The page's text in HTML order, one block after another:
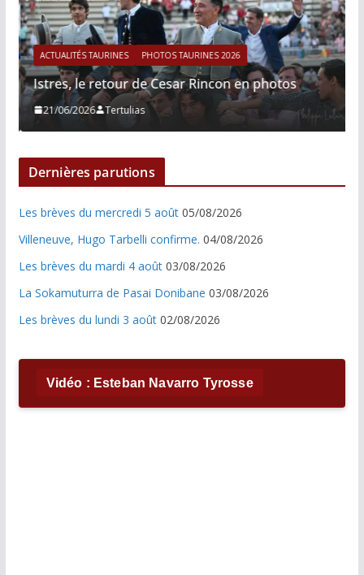
ACTUALITÉS TAURINES PHOTOS TAURINES 2026
Istres, le retour de Cesar Rincon en photos
21/06/2026 Tertulias
Dernières parutions
Les brèves du mercredi 5 août 05/08/2026
Villeneuve, Hugo Tarbelli confirme. 04/08/2026
Les brèves du mardi 4 août 03/08/2026
La Sokamuturra de Pasai Donibane 03/08/2026
Les brèves du lundi 3 août 02/08/2026
Vidéo : Esteban Navarro Tyrosse